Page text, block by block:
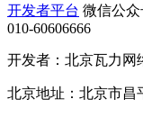
开发者平台 微信公众
010-60606666
开发者：北京瓦力网
北京地址：北京市昌